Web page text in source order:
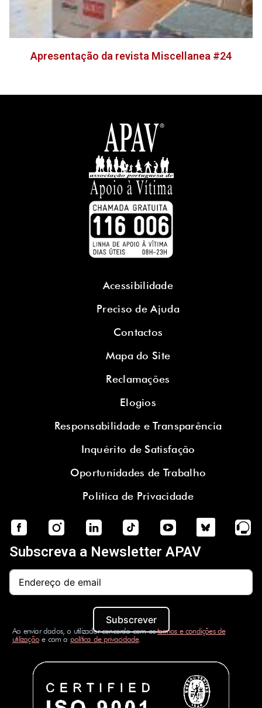
Apresentação da revista Miscellanea #24
Acessibilidade
Preciso de Ajuda
Contactos
Mapa do Site
Reclamações
Elogios
Responsabilidade e Transparência
Inquérito de Satisfação
Oportunidades de Trabalho
Política de Privacidade
Subscreva a Newsletter APAV
Subscrever
Ao enviar dados, o utilizador concorda com ostermos e condições de
utilizaçãoe com a política de privacidade.